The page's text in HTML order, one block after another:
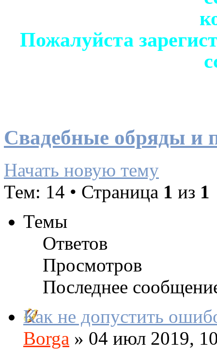
Пожалуйста
Свадебные обряды и
Начать новую тему
Тем: 14 • Страница 1 из 1
Темы
Ответов
Просмотров
Последнее
Как не допустить
Borga » 04 июл 2019,